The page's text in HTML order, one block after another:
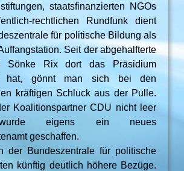
staatsfinanzierten NGOs
rechtlichen Rundfunk dient
für politische Bildung als
Seit der abgehalfterte
Sönke Rix dort das Präsidium
hat, gönnt man sich bei den
kräftigen Schluck aus der Pulle.
Koalitionspartner CDU nicht leer
eigens ein neues
geschaffen.
der Bundeszentrale für politische
künftig deutlich höhere Bezüge.